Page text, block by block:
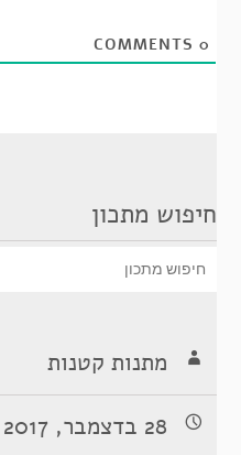
0
חיפוש מתכון
מתנות קטנות
28 בדצמבר, 2017